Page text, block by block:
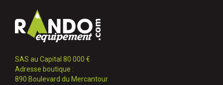
SAS au Capital 80 000 €
Adresse boutique :
890 Boulevard du Mercantour